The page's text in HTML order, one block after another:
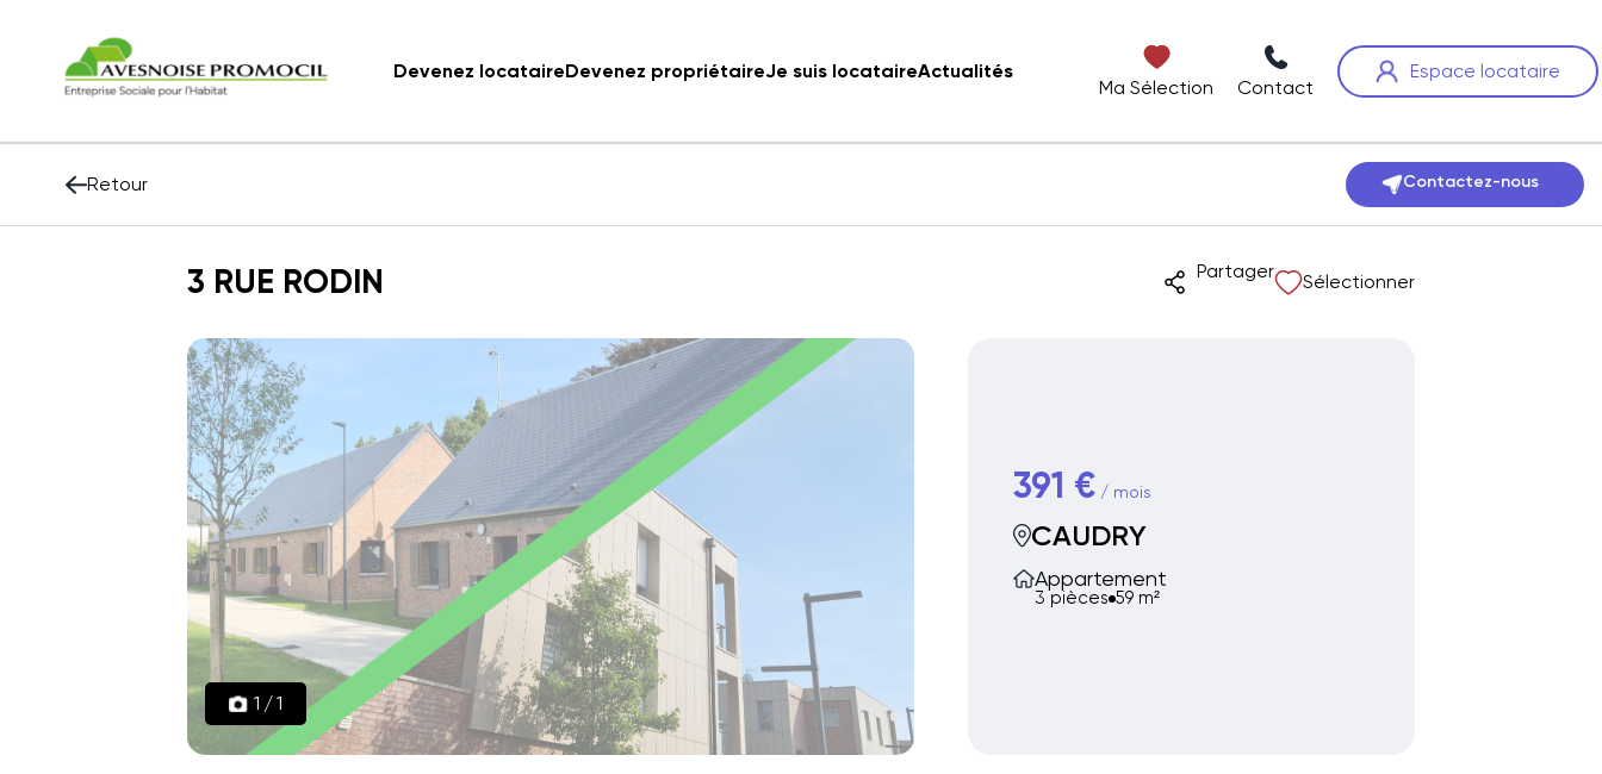
Devenez locataireDevenez propriétaireJe suis locataireActualités
Ma Sélection Contact
Espace locataire
Retour Contactez-nous
3 RUE RODIN Partager Sélectionner
1 /1
391 €/ mois
CAUDRY
Appartement
3 pièces 59 m²